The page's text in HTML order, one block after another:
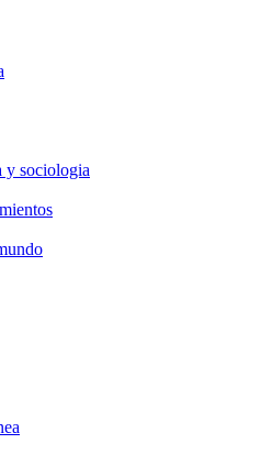
y sociologia